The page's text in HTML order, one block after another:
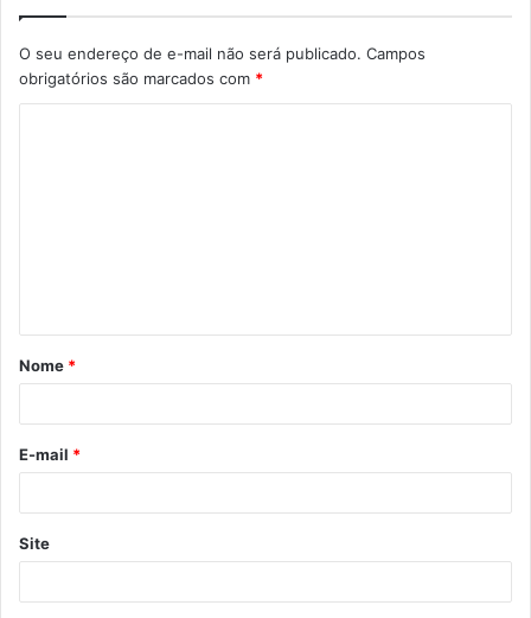
O seu endereço de e-mail não será publicado. Campos
obrigatórios são marcados com *
á
r
*
Nome *
E-mail *
Site